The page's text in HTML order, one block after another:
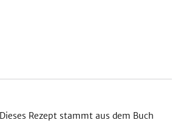
Dieses Rezept stammt aus dem Buch